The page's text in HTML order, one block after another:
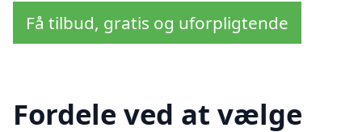
Få tilbud, gratis og uforpligtende
Fordele ved at vælge